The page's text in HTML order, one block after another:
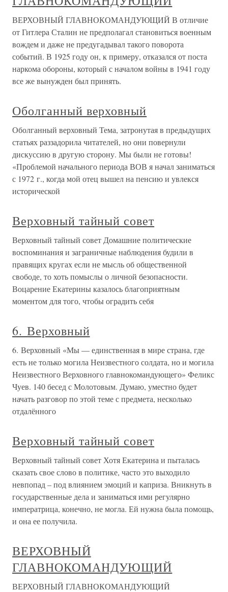
ВЕРХОВНЫЙ ГЛАВНОКОМАНДУЮЩИЙ В отличие
от Гитлера Сталин не предполагал становиться военным
вождем и даже не предугадывал такого поворота
событий. В 1925 году он, к примеру, отказался от поста
наркома обороны, который с началом войны в 1941 году
все же вынужден был принять.
Оболганный верховный
Оболганный верховный Тема, затронутая в предыдущих
статьях раззадорила читателей, но они повернули
дискуссию в другую сторону. Мы были не готовы!
«Проблемой начального периода ВОВ я начал заниматься
с 1972 г., когда мой отец вышел на пенсию и увлекся
исторической
Верховный тайный совет
Верховный тайный совет Домашние политические
воспоминания и заграничные наблюдения будили в
правящих кругах если не мысль об общественной
свободе, то хоть помыслы о личной безопасности.
Воцарение Екатерины казалось благоприятным
моментом для того, чтобы оградить себя
6. Верховный
6. Верховный «Мы — единственная в мире страна, где
есть не только могила Неизвестного солдата, но и могила
Неизвестного Верховного главнокомандующего» Феликс
Чуев. 140 бесед с Молотовым. Думаю, уместно будет
начать разговор по этой теме с предмета, несколько
отдалённого
Верховный тайный совет
Верховный тайный совет Хотя Екатерина и пыталась
сказать свое слово в политике, часто это выходило
невпопад – под влиянием эмоций и каприза. Вникнуть в
государственные дела и заниматься ими регулярно
императрица, конечно, не могла. Ей нужна была помощь,
и она ее получила.
ВЕРХОВНЫЙ
ГЛАВНОКОМАНДУЮЩИЙ
ВЕРХОВНЫЙ ГЛАВНОКОМАНДУЮЩИЙ